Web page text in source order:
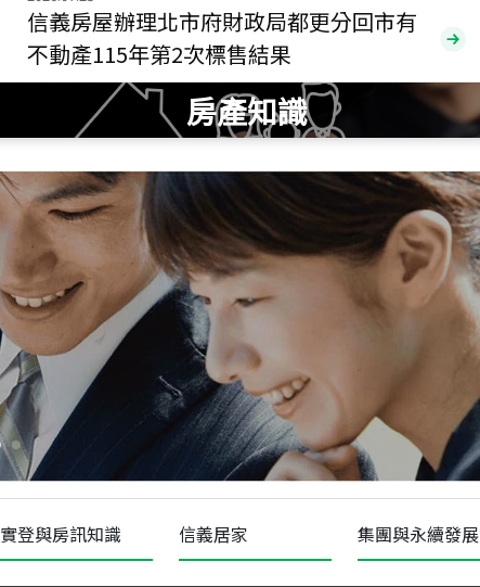
115年07月 成交
捷豹
台北市中山區長春路
115年07月 成交
十泉十美
台北市北投區光明路
總價
1,020萬
115 年 07月 成交
四維天廈
新竹市新竹市四維路
總價
490萬
115 月 成交
菁英典藏
新竹市新竹市慈祥路
信義房屋辦理北市府財政局都更分回市有
不動產115年第2次標售結果
房產知識
實登與房訊知識 信義居家 集團與永續發展